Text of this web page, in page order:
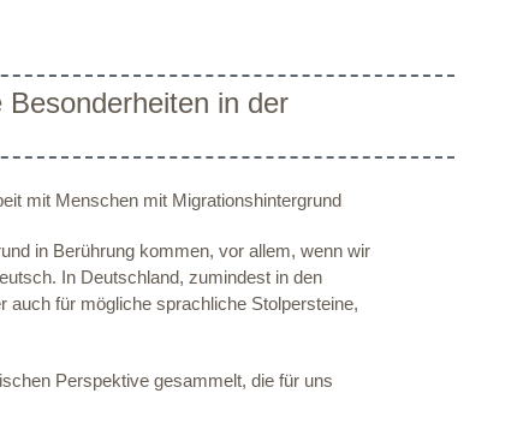
in der
mit Menschen mit Migrationshintergrund
in Berührung kommen, vor allem, wenn wir
In Deutschland, zumindest in den
auch für mögliche sprachliche Stolpersteine,
Perspektive gesammelt, die für uns